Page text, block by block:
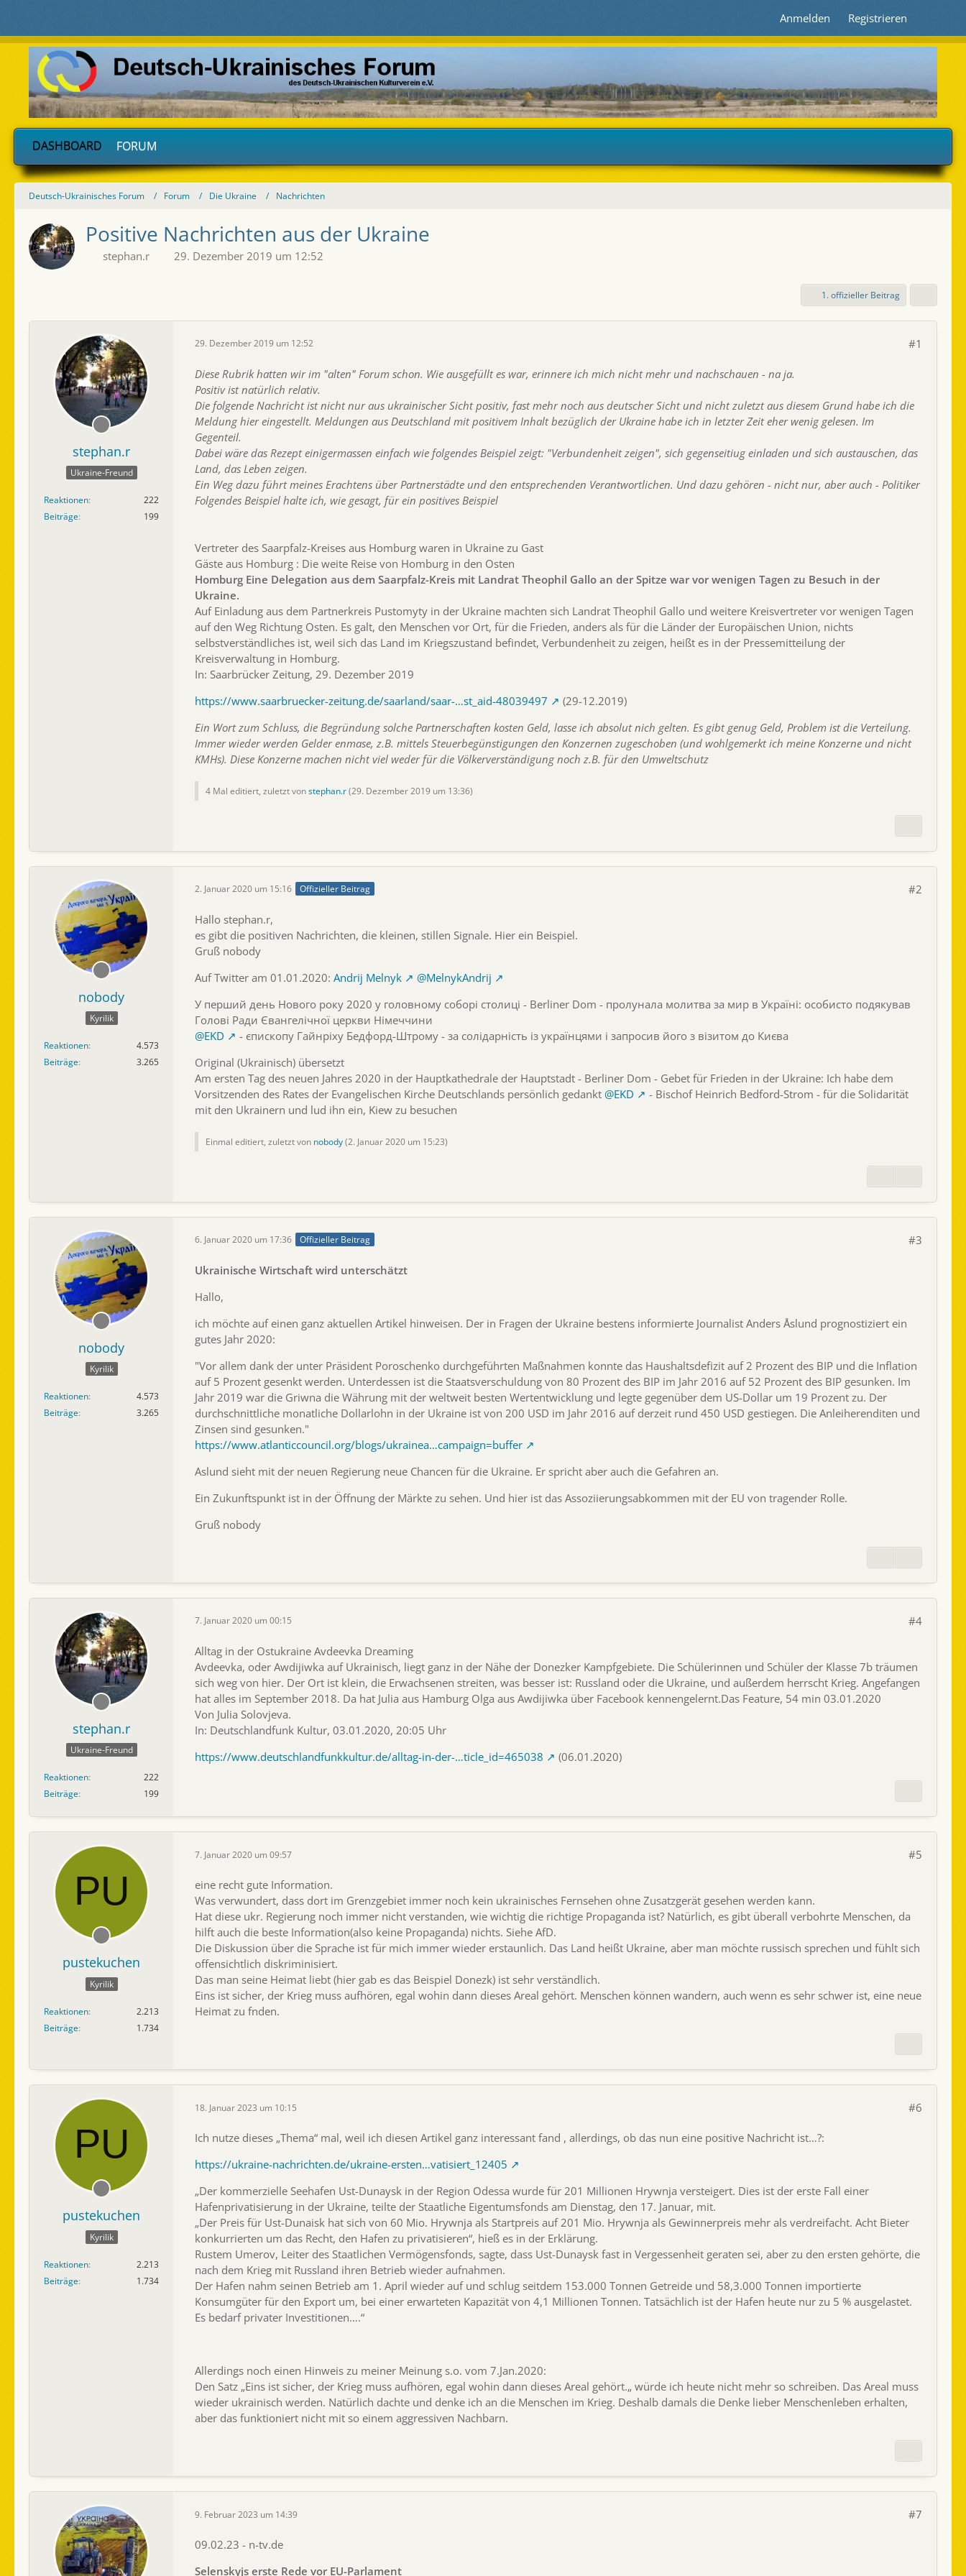
Anmelden Registrieren
DASHBOARD FORUM
Deutsch-Ukrainisches Forum Forum Die Ukraine Nachrichten
Positive Nachrichten aus der Ukraine
stephan.r 29. Dezember 2019 um 12:52
1. offizieller Beitrag
stephan.r
Ukraine-Freund
Reaktionen
222
Beiträge
199
29. Dezember 2019 um 12:52 #1
Diese Rubrik hatten wir im "alten" Forum schon. Wie ausgefüllt es war, erinnere ich mich nicht mehr und nachschauen - na ja.
Positiv ist natürlich relativ.
Die folgende Nachricht ist nicht nur aus ukrainischer Sicht positiv, fast mehr noch aus deutscher Sicht und nicht zuletzt aus diesem Grund habe ich die
Meldung hier eingestellt. Meldungen aus Deutschland mit positivem Inhalt bezüglich der Ukraine habe ich in letzter Zeit eher wenig gelesen. Im
Gegenteil.
Dabei wäre das Rezept einigermassen einfach wie folgendes Beispiel zeigt: "Verbundenheit zeigen", sich gegenseitiug einladen und sich austauschen, das
Land, das Leben zeigen.
Ein Weg dazu führt meines Erachtens über Partnerstädte und den entsprechenden Verantwortlichen. Und dazu gehören - nicht nur, aber auch - Politiker
Folgendes Beispiel halte ich, wie gesagt, für ein positives Beispiel
Vertreter des Saarpfalz-Kreises aus Homburg waren in Ukraine zu Gast
Gäste aus Homburg : Die weite Reise von Homburg in den Osten
Homburg Eine Delegation aus dem Saarpfalz-Kreis mit Landrat Theophil Gallo an der Spitze war vor wenigen Tagen zu Besuch in der
Ukraine.
Auf Einladung aus dem Partnerkreis Pustomyty in der Ukraine machten sich Landrat Theophil Gallo und weitere Kreisvertreter vor wenigen Tagen
auf den Weg Richtung Osten. Es galt, den Menschen vor Ort, für die Frieden, anders als für die Länder der Europäischen Union, nichts
selbstverständliches ist, weil sich das Land im Kriegszustand befindet, Verbundenheit zu zeigen, heißt es in der Pressemitteilung der
Kreisverwaltung in Homburg.
In: Saarbrücker Zeitung, 29. Dezember 2019
https://www.saarbruecker-zeitung.de/saarland/saar-…st_aid-48039497
(29-12.2019)
Ein Wort zum Schluss, die Begründung solche Partnerschaften kosten Geld, lasse ich absolut nich gelten. Es gibt genug Geld, Problem ist die Verteilung.
Immer wieder werden Gelder enmase, z.B. mittels Steuerbegünstigungen den Konzernen zugeschoben (und wohlgemerkt ich meine Konzerne und nicht
KMHs). Diese Konzerne machen nicht viel weder für die Völkerverständigung noch z.B. für den Umweltschutz
4 Mal editiert, zuletzt vonstephan.r(29. Dezember 2019 um 13:36)
nobody
Kyrilik
Reaktionen
4.573
Beiträge
3.265
2. Januar 2020 um 15:16 Offizieller Beitrag #2
Hallo stephan.r,
es gibt die positiven Nachrichten, die kleinen, stillen Signale. Hier ein Beispiel.
Gruß nobody
Auf Twitter am 01.01.2020: Andrij Melnyk
@MelnykAndrij
У перший день Нового року 2020 у головному соборі столиці - Berliner Dom - пролунала молитва за мир в Україні: особисто подякував
Голові Ради Євангелічної церкви Німеччини
@EKD
- єпископу Гайнріху Бедфорд-Штрому - за солідарність із українцями і запросив його з візитом до Києва
Original (Ukrainisch) übersetzt
Am ersten Tag des neuen Jahres 2020 in der Hauptkathedrale der Hauptstadt - Berliner Dom - Gebet für Frieden in der Ukraine: Ich habe dem
Vorsitzenden des Rates der Evangelischen Kirche Deutschlands persönlich gedankt @EKD
- Bischof Heinrich Bedford-Strom - für die Solidarität
mit den Ukrainern und lud ihn ein, Kiew zu besuchen
Einmal editiert, zuletzt von nobody(2. Januar 2020 um 15:23)
nobody
Kyrilik
Reaktionen
4.573
Beiträge
3.265
6. Januar 2020 um 17:36 Offizieller Beitrag #3
Ukrainische Wirtschaft wird unterschätzt
Hallo,
ich möchte auf einen ganz aktuellen Artikel hinweisen. Der in Fragen der Ukraine bestens informierte Journalist Anders Åslund prognostiziert ein
gutes Jahr 2020:
"Vor allem dank der unter Präsident Poroschenko durchgeführten Maßnahmen konnte das Haushaltsdefizit auf 2 Prozent des BIP und die Inflation
auf 5 Prozent gesenkt werden. Unterdessen ist die Staatsverschuldung von 80 Prozent des BIP im Jahr 2016 auf 52 Prozent des BIP gesunken. Im
Jahr 2019 war die Griwna die Währung mit der weltweit besten Wertentwicklung und legte gegenüber dem US-Dollar um 19 Prozent zu. Der
durchschnittliche monatliche Dollarlohn in der Ukraine ist von 200 USD im Jahr 2016 auf derzeit rund 450 USD gestiegen. Die Anleiherenditen und
Zinsen sind gesunken."
https://www.atlanticcouncil.org/blogs/ukrainea…campaign=buffer
Aslund sieht mit der neuen Regierung neue Chancen für die Ukraine. Er spricht aber auch die Gefahren an.
Ein Zukunftspunkt ist in der Öffnung der Märkte zu sehen. Und hier ist das Assoziierungsabkommen mit der EU von tragender Rolle.
Gruß nobody
stephan.r
Ukraine-Freund
Reaktionen
222
Beiträge
199
7. Januar 2020 um 00:15 #4
Alltag in der Ostukraine Avdeevka Dreaming
Avdeevka, oder Awdijiwka auf Ukrainisch, liegt ganz in der Nähe der Donezker Kampfgebiete. Die Schülerinnen und Schüler der Klasse 7b träumen
sich weg von hier. Der Ort ist klein, die Erwachsenen streiten, was besser ist: Russland oder die Ukraine, und außerdem herrscht Krieg. Angefangen
hat alles im September 2018. Da hat Julia aus Hamburg Olga aus Awdijiwka über Facebook kennengelernt.Das Feature, 54 min 03.01.2020
Von Julia Solovjeva.
In: Deutschlandfunk Kultur, 03.01.2020, 20:05 Uhr
https://www.deutschlandfunkkultur.de/alltag-in-der-…ticle_id=465038
(06.01.2020)
pustekuchen
Kyrilik
Reaktionen
2.213
Beiträge
1.734
7. Januar 2020 um 09:57 #5
eine recht gute Information.
Was verwundert, dass dort im Grenzgebiet immer noch kein ukrainisches Fernsehen ohne Zusatzgerät gesehen werden kann.
Hat diese ukr. Regierung noch immer nicht verstanden, wie wichtig die richtige Propaganda ist? Natürlich, es gibt überall verbohrte Menschen, da
hilft auch die beste Information(also keine Propaganda) nichts. Siehe AfD.
Die Diskussion über die Sprache ist für mich immer wieder erstaunlich. Das Land heißt Ukraine, aber man möchte russisch sprechen und fühlt sich
offensichtlich diskriminisiert.
Das man seine Heimat liebt (hier gab es das Beispiel Donezk) ist sehr verständlich.
Eins ist sicher, der Krieg muss aufhören, egal wohin dann dieses Areal gehört. Menschen können wandern, auch wenn es sehr schwer ist, eine neue
Heimat zu fnden.
pustekuchen
Kyrilik
Reaktionen
2.213
Beiträge
1.734
18. Januar 2023 um 10:15 #6
Ich nutze dieses „Thema“ mal, weil ich diesen Artikel ganz interessant fand , allerdings, ob das nun eine positive Nachricht ist…?:
https://ukraine-nachrichten.de/ukraine-ersten…vatisiert_12405
„Der kommerzielle Seehafen Ust-Dunaysk in der Region Odessa wurde für 201 Millionen Hrywnja versteigert. Dies ist der erste Fall einer
Hafenprivatisierung in der Ukraine, teilte der Staatliche Eigentumsfonds am Dienstag, den 17. Januar, mit.
„Der Preis für Ust-Dunaisk hat sich von 60 Mio. Hrywnja als Startpreis auf 201 Mio. Hrywnja als Gewinnerpreis mehr als verdreifacht. Acht Bieter
konkurrierten um das Recht, den Hafen zu privatisieren“, hieß es in der Erklärung.
Rustem Umerov, Leiter des Staatlichen Vermögensfonds, sagte, dass Ust-Dunaysk fast in Vergessenheit geraten sei, aber zu den ersten gehörte, die
nach dem Krieg mit Russland ihren Betrieb wieder aufnahmen.
Der Hafen nahm seinen Betrieb am 1. April wieder auf und schlug seitdem 153.000 Tonnen Getreide und 58,3.000 Tonnen importierte
Konsumgüter für den Export um, bei einer erwarteten Kapazität von 4,1 Millionen Tonnen. Tatsächlich ist der Hafen heute nur zu 5 % ausgelastet.
Es bedarf privater Investitionen….“
Allerdings noch einen Hinweis zu meiner Meinung s.o. vom 7.Jan.2020:
Den Satz „Eins ist sicher, der Krieg muss aufhören, egal wohin dann dieses Areal gehört.„ würde ich heute nicht mehr so schreiben. Das Areal muss
wieder ukrainisch werden. Natürlich dachte und denke ich an die Menschen im Krieg. Deshalb damals die Denke lieber Menschenleben erhalten,
aber das funktioniert nicht mit so einem aggressiven Nachbarn.
9. Februar 2023 um 14:39 #7
09.02.23 - n-tv.de
Selenskyjs erste Rede vor EU-Parlament